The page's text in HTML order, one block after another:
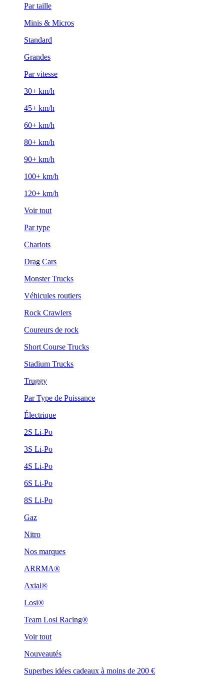
Par taille
Minis & Micros
Standard
Grandes
Par vitesse
30+ km/h
45+ km/h
60+ km/h
80+ km/h
90+ km/h
100+ km/h
120+ km/h
Voir tout
Par type
Chariots
Drag Cars
Monster Trucks
Véhicules routiers
Rock Crawlers
Coureurs de rock
Short Course Trucks
Stadium Trucks
Truggy
Par Type de Puissance
Électrique
2S Li-Po
3S Li-Po
4S Li-Po
6S Li-Po
8S Li-Po
Gaz
Nitro
Nos marques
ARRMA®
Axial®
Losi®
Team Losi Racing®
Voir tout
Nouveautés
Superbes idées cadeaux à moins de 200 €